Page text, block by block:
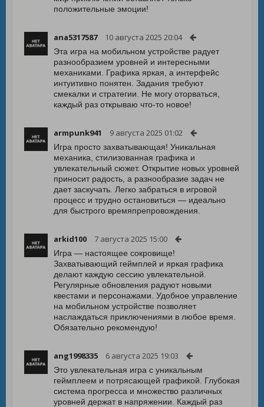
положительные эмоции!
ana5317587 10 августа 2025 20:04
Эта игра на мобильном устройстве радует
разнообразием уровней и интересными
механиками. Графика яркая, а интерфейс
интуитивно понятен. Задания требуют
смекалки и стратегии. Не могу оторваться,
каждый раз открываю что-то новое!
armpunk941 9 августа 2025 01:02
Игра просто захватывающая! Уникальная
механика, стилизованная графика и
увлекательный сюжет. Открытие новых уровней
приносит радость, а разнообразие задач не
дает заскучать. Легко забраться в игровой
процесс и трудно остановиться — идеально
для быстрого времяпрепровождения.
arkid100 7 августа 2025 15:00
Игра — настоящее сокровище!
Захватывающий геймплей и яркая графика
делают каждую сессию увлекательной.
Регулярные обновления радуют новыми
квестами и персонажами. Удобное управление
на мобильном устройстве позволяет
наслаждаться приключениями в любое время.
Обязательно рекомендую!
ang1998335 6 августа 2025 19:03
Это увлекательная игра с уникальным
геймплеем и потрясающей графикой. Глубокая
система прогресса и множество различных
уровней держат в напряжении. Каждый раз